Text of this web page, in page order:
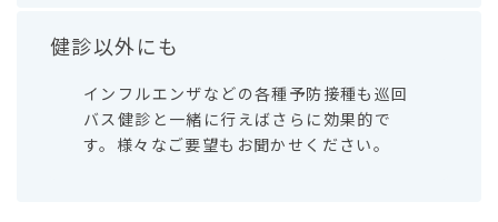
健診以外にも
インフルエンザなどの各種予防接種も巡回
バス健診と一緒に行えばさらに効果的で
す。様々なご要望もお聞かせください。